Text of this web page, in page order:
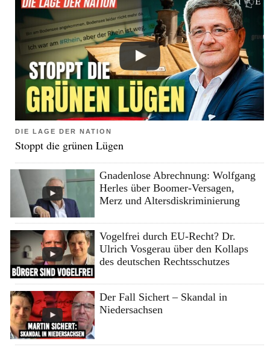
DIE LAGE DER NATION
Stoppt die grünen Lügen
Gnadenlose Abrechnung: Wolfgang
Herles über Boomer-Versagen,
Merz und Altersdiskriminierung
Vogelfrei durch EU-Recht? Dr.
Ulrich Vosgerau über den Kollaps
des deutschen Rechtsschutzes
Der Fall Sichert – Skandal in
Niedersachsen